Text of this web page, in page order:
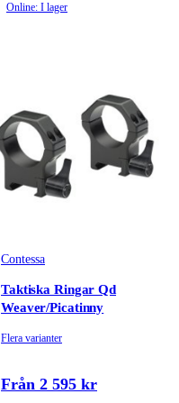
Online: I lager
Contessa
Taktiska Ringar Qd
Weaver/Picatinny
Flera varianter
Från 2 595 kr